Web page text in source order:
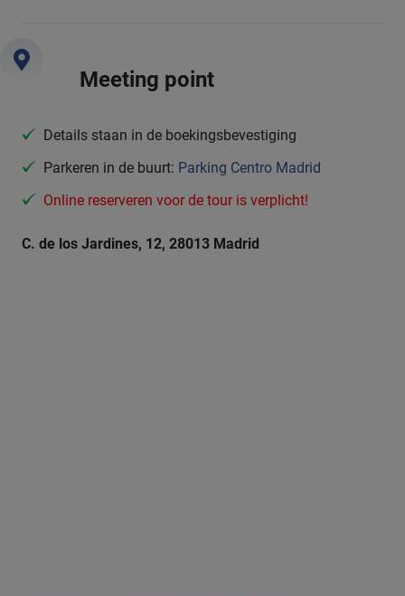
Meeting point
Details staan in de boekingsbevestiging
Parkeren in de buurt: Parking Centro Madrid
Online reserveren voor de tour is verplicht!
C. de los Jardines, 12, 28013 Madrid